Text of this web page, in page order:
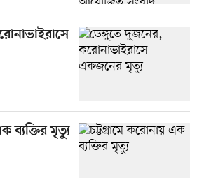
ব্যক্তির মৃত্যু